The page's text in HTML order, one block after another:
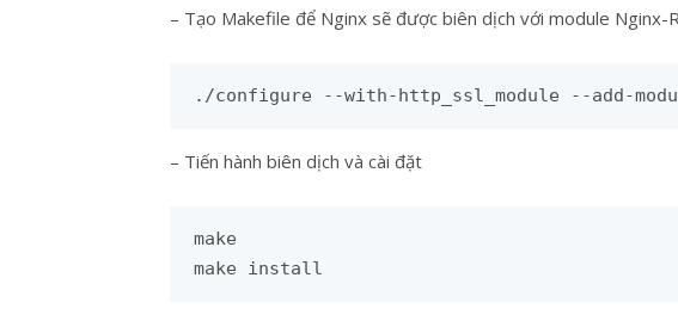
– Tạo Makefile để Nginx sẽ được biên dịch với module Nginx-
./configure --with-http_ssl_module --add-
– Tiến hành biên dịch và cài đặt
make
make install